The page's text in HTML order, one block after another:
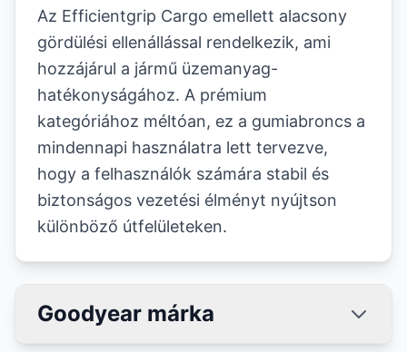
Az Efficientgrip Cargo emellett alacsony
gördülési ellenállással rendelkezik, ami
hozzájárul a jármű üzemanyag-
hatékonyságához. A prémium
kategóriához méltóan, ez a gumiabroncs a
mindennapi használatra lett tervezve,
hogy a felhasználók számára stabil és
biztonságos vezetési élményt nyújtson
különböző útfelületeken.
Goodyear márka